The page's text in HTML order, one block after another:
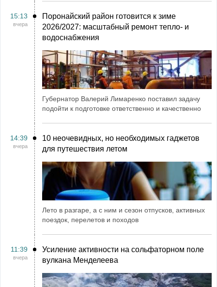
15:13
вчера
Поронайский район готовится к зиме
2026/2027: масштабный ремонт тепло- и
водоснабжения
Губернатор Валерий Лимаренко поставил задачу
подойти к подготовке ответственно и качественно
14:39
вчера
10 неочевидных, но необходимых гаджетов
для путешествия летом
Лето в разгаре, а с ним и сезон отпусков, активных
поездок, перелетов и походов
11:39
вчера
Усиление активности на сольфаторном поле
вулкана Менделеева